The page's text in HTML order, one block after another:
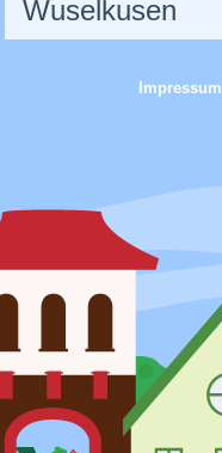
Wuselkusen
Impressum